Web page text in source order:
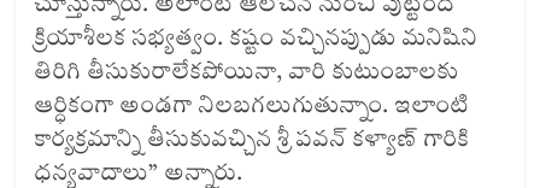
చూస్తున్నారు. అలాంటి ఆలోచన నుంచి పుట్టిందే
క్రియాశీలక సభ్యత్వం. కష్టం వచ్చినప్పుడు మనిషిని
తిరిగి తీసుకురాలేకపోయినా, వారి కుటుంబాలకు
ఆర్ధికంగా అండగా నిలబగలుగుతున్నాం. ఇలాంటి
కార్యక్రమాన్ని తీసుకువచ్చిన శ్రీ పవన్ కళ్యాణ్ గారికి
ధన్యవాదాలు” అన్నారు.